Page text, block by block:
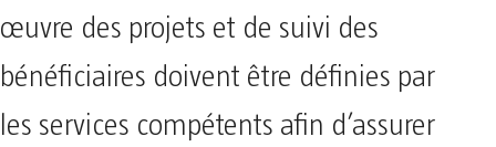
œuvre des projets et de suivi des
bénéficiaires doivent être définies par
les services compétents afin d’assurer